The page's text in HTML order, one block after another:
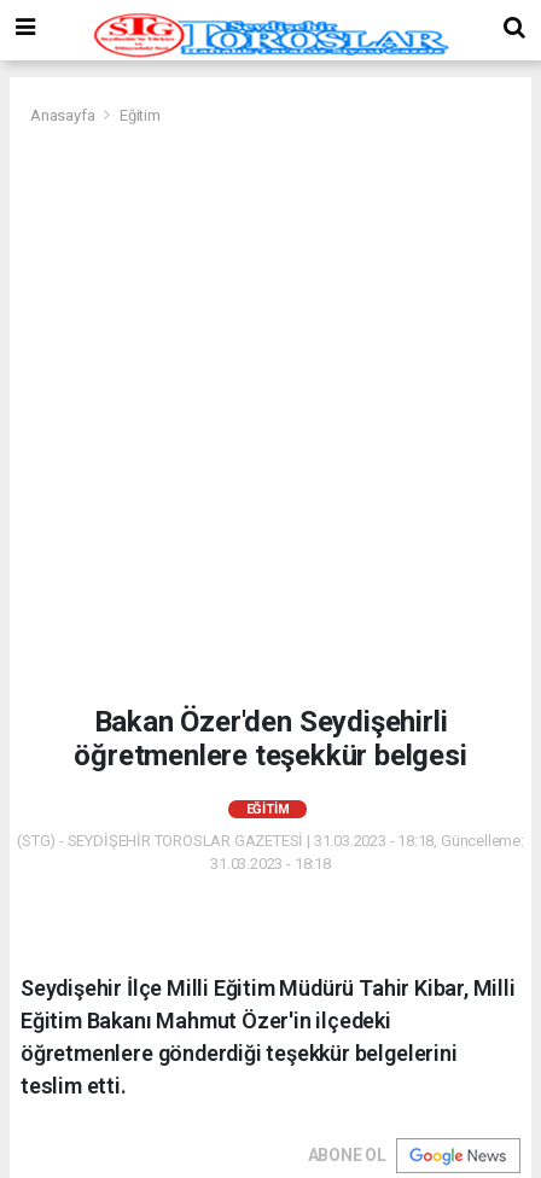
Anasayfa Eğitim
Bakan Özer'den Seydişehirli
öğretmenlere teşekkür belgesi
EĞITIM
(STG) - SEYDİŞEHİR TOROSLAR GAZETESİ | 31.03.2023 - 18:18, Güncelleme:
31.03.2023 - 18:18
Seydişehir İlçe Milli Eğitim Müdürü Tahir Kibar, Milli
Eğitim Bakanı Mahmut Özer'in ilçedeki
öğretmenlere gönderdiği teşekkür belgelerini
teslim etti.
ABONE OL